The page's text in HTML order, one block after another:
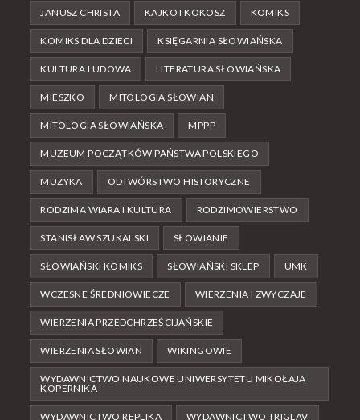
JANUSZ CHRISTA KAJKO I KOKOSZ KOMIKS
KOMIKS DLA DZIECI KSIĘGARNIA SŁOWIAŃSKA
KULTURA LUDOWA LITERATURA SŁOWIAŃSKA
MIESZKO MITOLOGIA SŁOWIAN
MITOLOGIA SŁOWIAŃSKA MPPP
MUZEUM POCZĄTKÓW PAŃSTWA POLSKIEGO
MUZYKA ODTWÓRSTWO HISTORYCZNE
RODZIMA WIARA I KULTURA RODZIMOWIERSTWO
STANISŁAW SZUKALSKI SŁOWIANIE
SŁOWIAŃSKI KOMIKS SŁOWIAŃSKI SKLEP UMK
WCZESNE ŚREDNIOWIECZE WIERZENIA I ZWYCZAJE
WIERZENIA PRZEDCHRZEŚCIJAŃSKIE
WIERZENIA SŁOWIAN WIKINGOWIE
WYDAWNICTWO NAUKOWE UNIWERSYTETU MIKOŁAJA
KOPERNIKA
WYDAWNICTWO REPLIKA WYDAWNICTWO TRIGLAV